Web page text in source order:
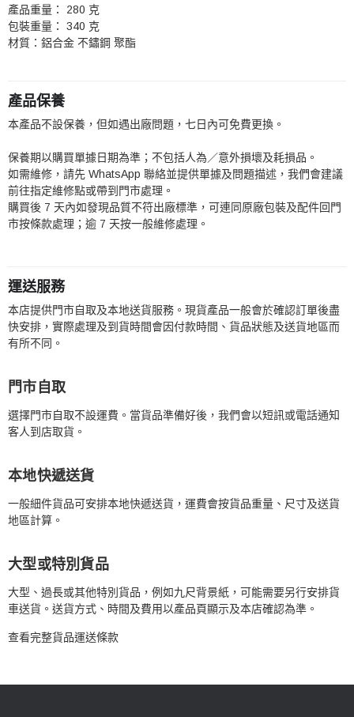
產品重量：
280 克
包裝重量：
340 克
材質： 鋁合金 不鏽鋼 聚酯
產品保養
本產品不設保養，但如遇出廠問題，七日內可免費更換。
保養期以購買單據日期為準；不包括人為／意外損壞及耗損品。
如需維修，請先 WhatsApp 聯絡並提供單據及問題描述，我們會建議
前往指定維修點或帶到門市處理。
購買後 7 天內如發現品質不符出廠標準，可連同原廠包裝及配件回門
市按條款處理；逾 7 天按一般維修處理。
運送服務
本店提供門市自取及本地送貨服務。現貨產品一般會於確認訂單後盡
快安排，實際處理及到貨時間會因付款時間、貨品狀態及送貨地區而
有所不同。
門市自取
選擇門市自取不設運費。當貨品準備好後，我們會以短訊或電話通知
客人到店取貨。
本地快遞送貨
一般細件貨品可安排本地快遞送貨，運費會按貨品重量、尺寸及送貨
地區計算。
大型或特別貨品
大型、過長或其他特別貨品，例如九尺背景紙，可能需要另行安排貨
車送貨。送貨方式、時間及費用以產品頁顯示及本店確認為準。
查看完整貨品運送條款